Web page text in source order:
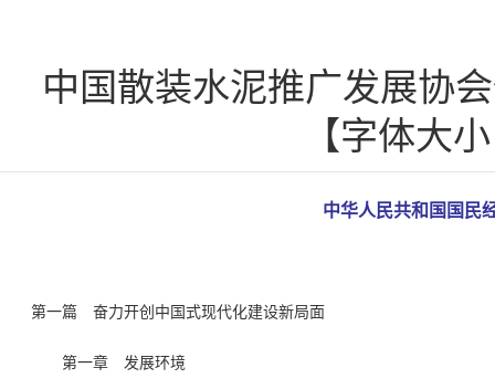
中国散装水泥推广发展协
【字体大
中华人民共和国国民
第一篇 奋力开创中国式现代化建设新局面
第一章 发展环境